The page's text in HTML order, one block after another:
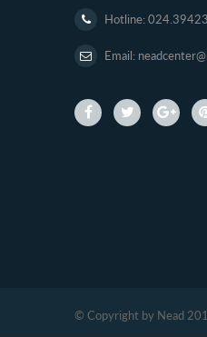
Hotline:
Email:
© Copyright by Nead